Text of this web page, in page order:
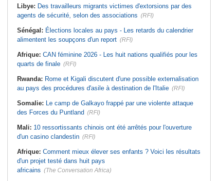
Libye: Des travailleurs migrants victimes d'extorsions par des
agents de sécurité, selon des associations (RFI)
Sénégal: Élections locales au pays - Les retards du calendrier
alimentent les soupçons d'un report (RFI)
Afrique: CAN féminine 2026 - Les huit nations qualifiés pour les
quarts de finale (RFI)
Rwanda: Rome et Kigali discutent d'une possible externalisation
au pays des procédures d'asile à destination de l'Italie (RFI)
Somalie: Le camp de Galkayo frappé par une violente attaque
des Forces du Puntland (RFI)
Mali: 10 ressortissants chinois ont été arrêtés pour l'ouverture
d'un casino clandestin (RFI)
Afrique: Comment mieux élever ses enfants ? Voici les résultats
d'un projet testé dans huit pays
africains (The Conversation Africa)